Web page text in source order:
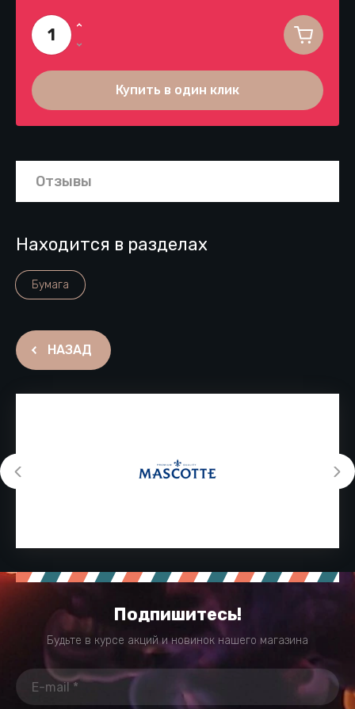
Купить в один клик
Отзывы
Находится в разделах
Бумага
НАЗАД
Подпишитесь!
Будьте в курсе акций и новинок нашего магазина